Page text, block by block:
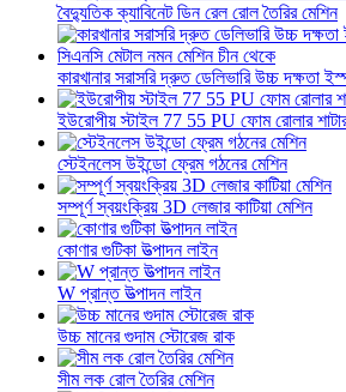
বৈদ্যুতিক ক্যাবিনেট ডিন রেল রোল তৈরির মেশিন
কারখানার সরাসরি দ্রুত ডেলিভারি উচ্চ দক্ষতা
ইউরোপীয় স্টাইল 77 55 PU ফোম রোলার
স্টেইনলেস উইন্ডো ফ্রেম গঠনের মেশিন
সম্পূর্ণ স্বয়ংক্রিয় 3D লেজার কাটিয়া মেশিন
কোণার গুটিকা উত্পাদন লাইন
W প্রান্ত উত্পাদন লাইন
উচ্চ মানের গুদাম স্টোরেজ রাক
সীম লক রোল তৈরির মেশিন